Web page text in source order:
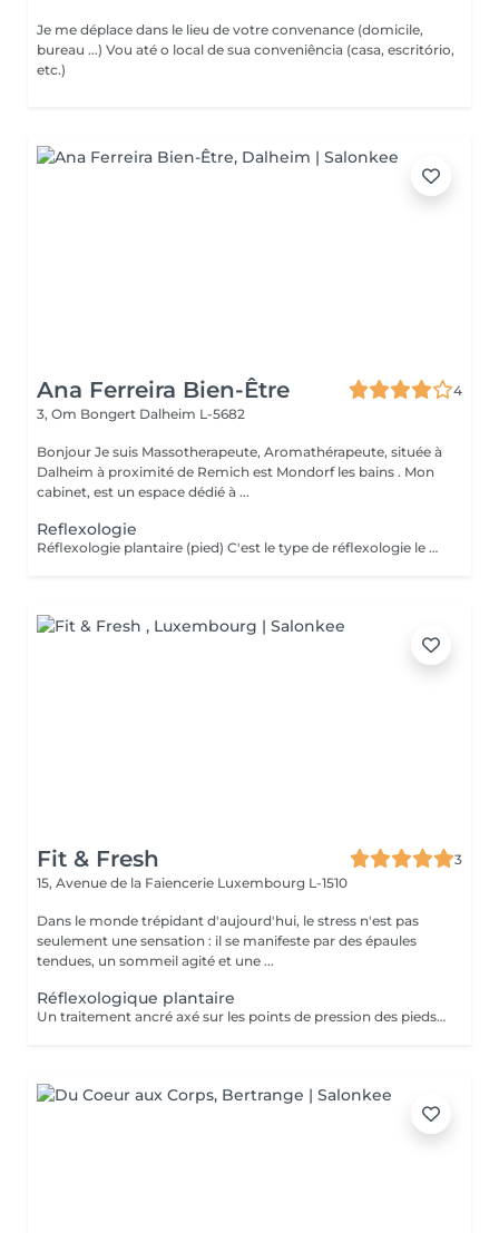
Je me déplace dans le lieu de votre convenance (domicile,
bureau ...) Vou até o local de sua conveniência (casa, escritório,
etc.)
Ana Ferreira Bien-Être
4
3, Om Bongert Dalheim L-5682
Bonjour Je suis Massotherapeute, Aromathérapeute, située à
Dalheim à proximité de Remich est Mondorf les bains . Mon
cabinet, est un espace dédié à ...
Reflexologie
Réflexologie plantaire (pied) C'est le type de réflexologie le plus répandu, le pied étant une représentation miniature du corps où chaque point correspondrait à un organe ou une partie du corps. Les deux faces du pied soulageraient la moitié gauche, la moitié droite du corps et les principaux organes en général (rein, rate, foie, poumons). La réflexologie plantaire permettrait d'apaiser le corps en passant par le pied.
Fit & Fresh
3
15, Avenue de la Faiencerie Luxembourg L-1510
Dans le monde trépidant d'aujourd'hui, le stress n'est pas
seulement une sensation : il se manifeste par des épaules
tendues, un sommeil agité et une ...
Réflexologique plantaire
Un traitement ancré axé sur les points de pression des pieds qui correspondent au reste du corps. Idéal pour soulager les « jambes lourdes » et rétablir l'équilibre interne.